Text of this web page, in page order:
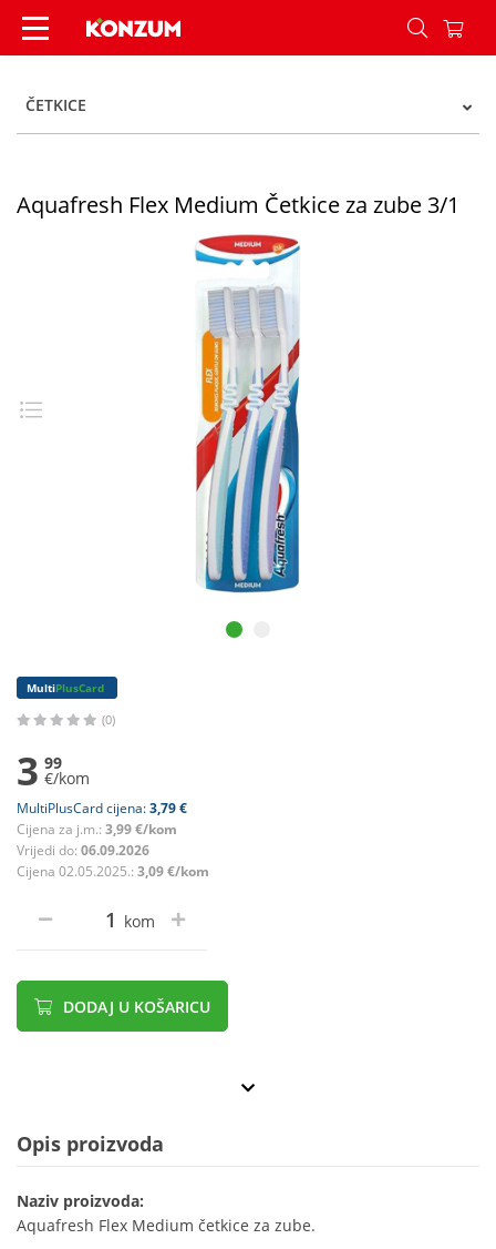
Aquafresh Flex Medium Četkice za zube 3/1 -
ČETKICE
Aquafresh Flex Medium Četkice za zube 3/1
MultiPlusCard
(0)
3 99
€/kom
MultiPlusCard cijena:3,79 €
Cijena za j.m.: 3,99 €/kom
Vrijedi do: 06.09.2026
Cijena 02.05.2025.: 3,09 €/kom
kom
DODAJ U KOŠARICU
Opis proizvoda
Naziv proizvoda:
Aquafresh Flex Medium četkice za zube.